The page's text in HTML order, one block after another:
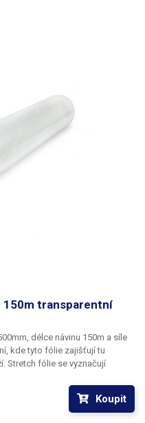
transparentní
délce návinu 150m a síle
kde tyto fólie zajišťují tu
Stretch fólie se vyznačují
Fólie je
produktů - například lesklé
krabic k sobě nebo balení
Koupit